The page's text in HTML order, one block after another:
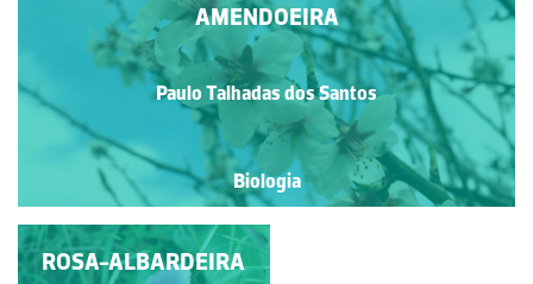
AMENDOEIRA
Paulo Talhadas dos Santos
Biologia
LINARIA
ROSA-ALBARDEIRA